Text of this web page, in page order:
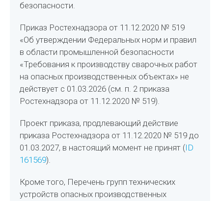
безопасности.
Приказ Ростехнадзора от 11.12.2020 № 519
«Об утверждении Федеральных норм и правил
в области промышленной безопасности
«Требования к производству сварочных работ
на опасных производственных объектах» не
действует с 01.03.2026 (см. п. 2 приказа
Ростехнадзора от 11.12.2020 № 519).
Проект приказа, продлевающий действие
приказа Ростехнадзора от 11.12.2020 № 519 до
01.03.2027, в настоящий момент не принят (ID
161569).
Кроме того, Перечень групп технических
устройств опасных производственных